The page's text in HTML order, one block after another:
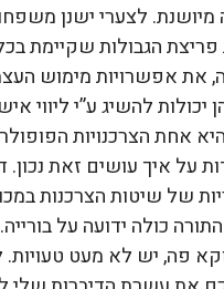
מיושנת. לצערי ישנן
פריצת הגבולות שקיימת
את אפשרויות מימוש
יכולות להשיג ע”י ליווי
אחת הצרכנויות
על איך עושים זאת נכון.
של שיטות הצרכנות
כולה ידועה על
פה, יש לא מעט